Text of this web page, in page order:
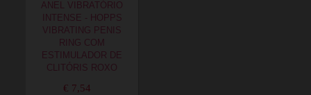
ANEL VIBRATÓRIO
INTENSE - HOPPS
VIBRATING PENIS
RING COM
ESTIMULADOR DE
CLITÓRIS ROXO
€ 7,54